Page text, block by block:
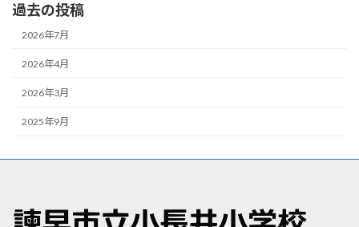
過去の投稿
2026年7月
2026年4月
2026年3月
2025年9月